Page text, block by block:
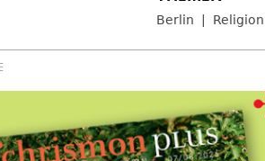
Berlin Religion